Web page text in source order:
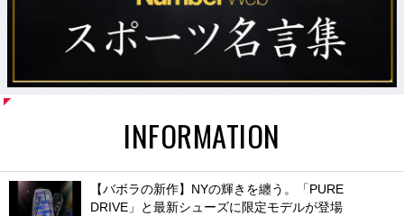
INFORMATION
【バボラの新作】NYの輝きを纏う。「PURE
DRIVE」と最新シューズに限定モデルが登場